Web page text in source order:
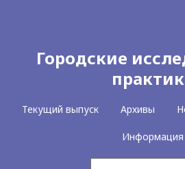
Городские
Текущий выпуск Архивы
Информация